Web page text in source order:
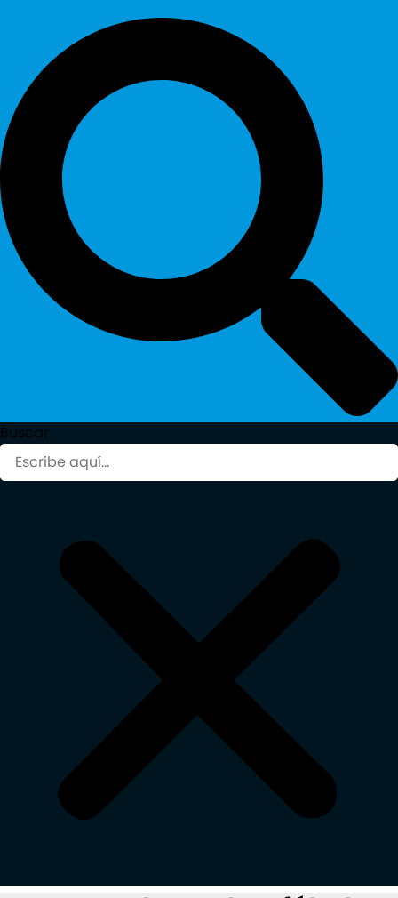
Buscar